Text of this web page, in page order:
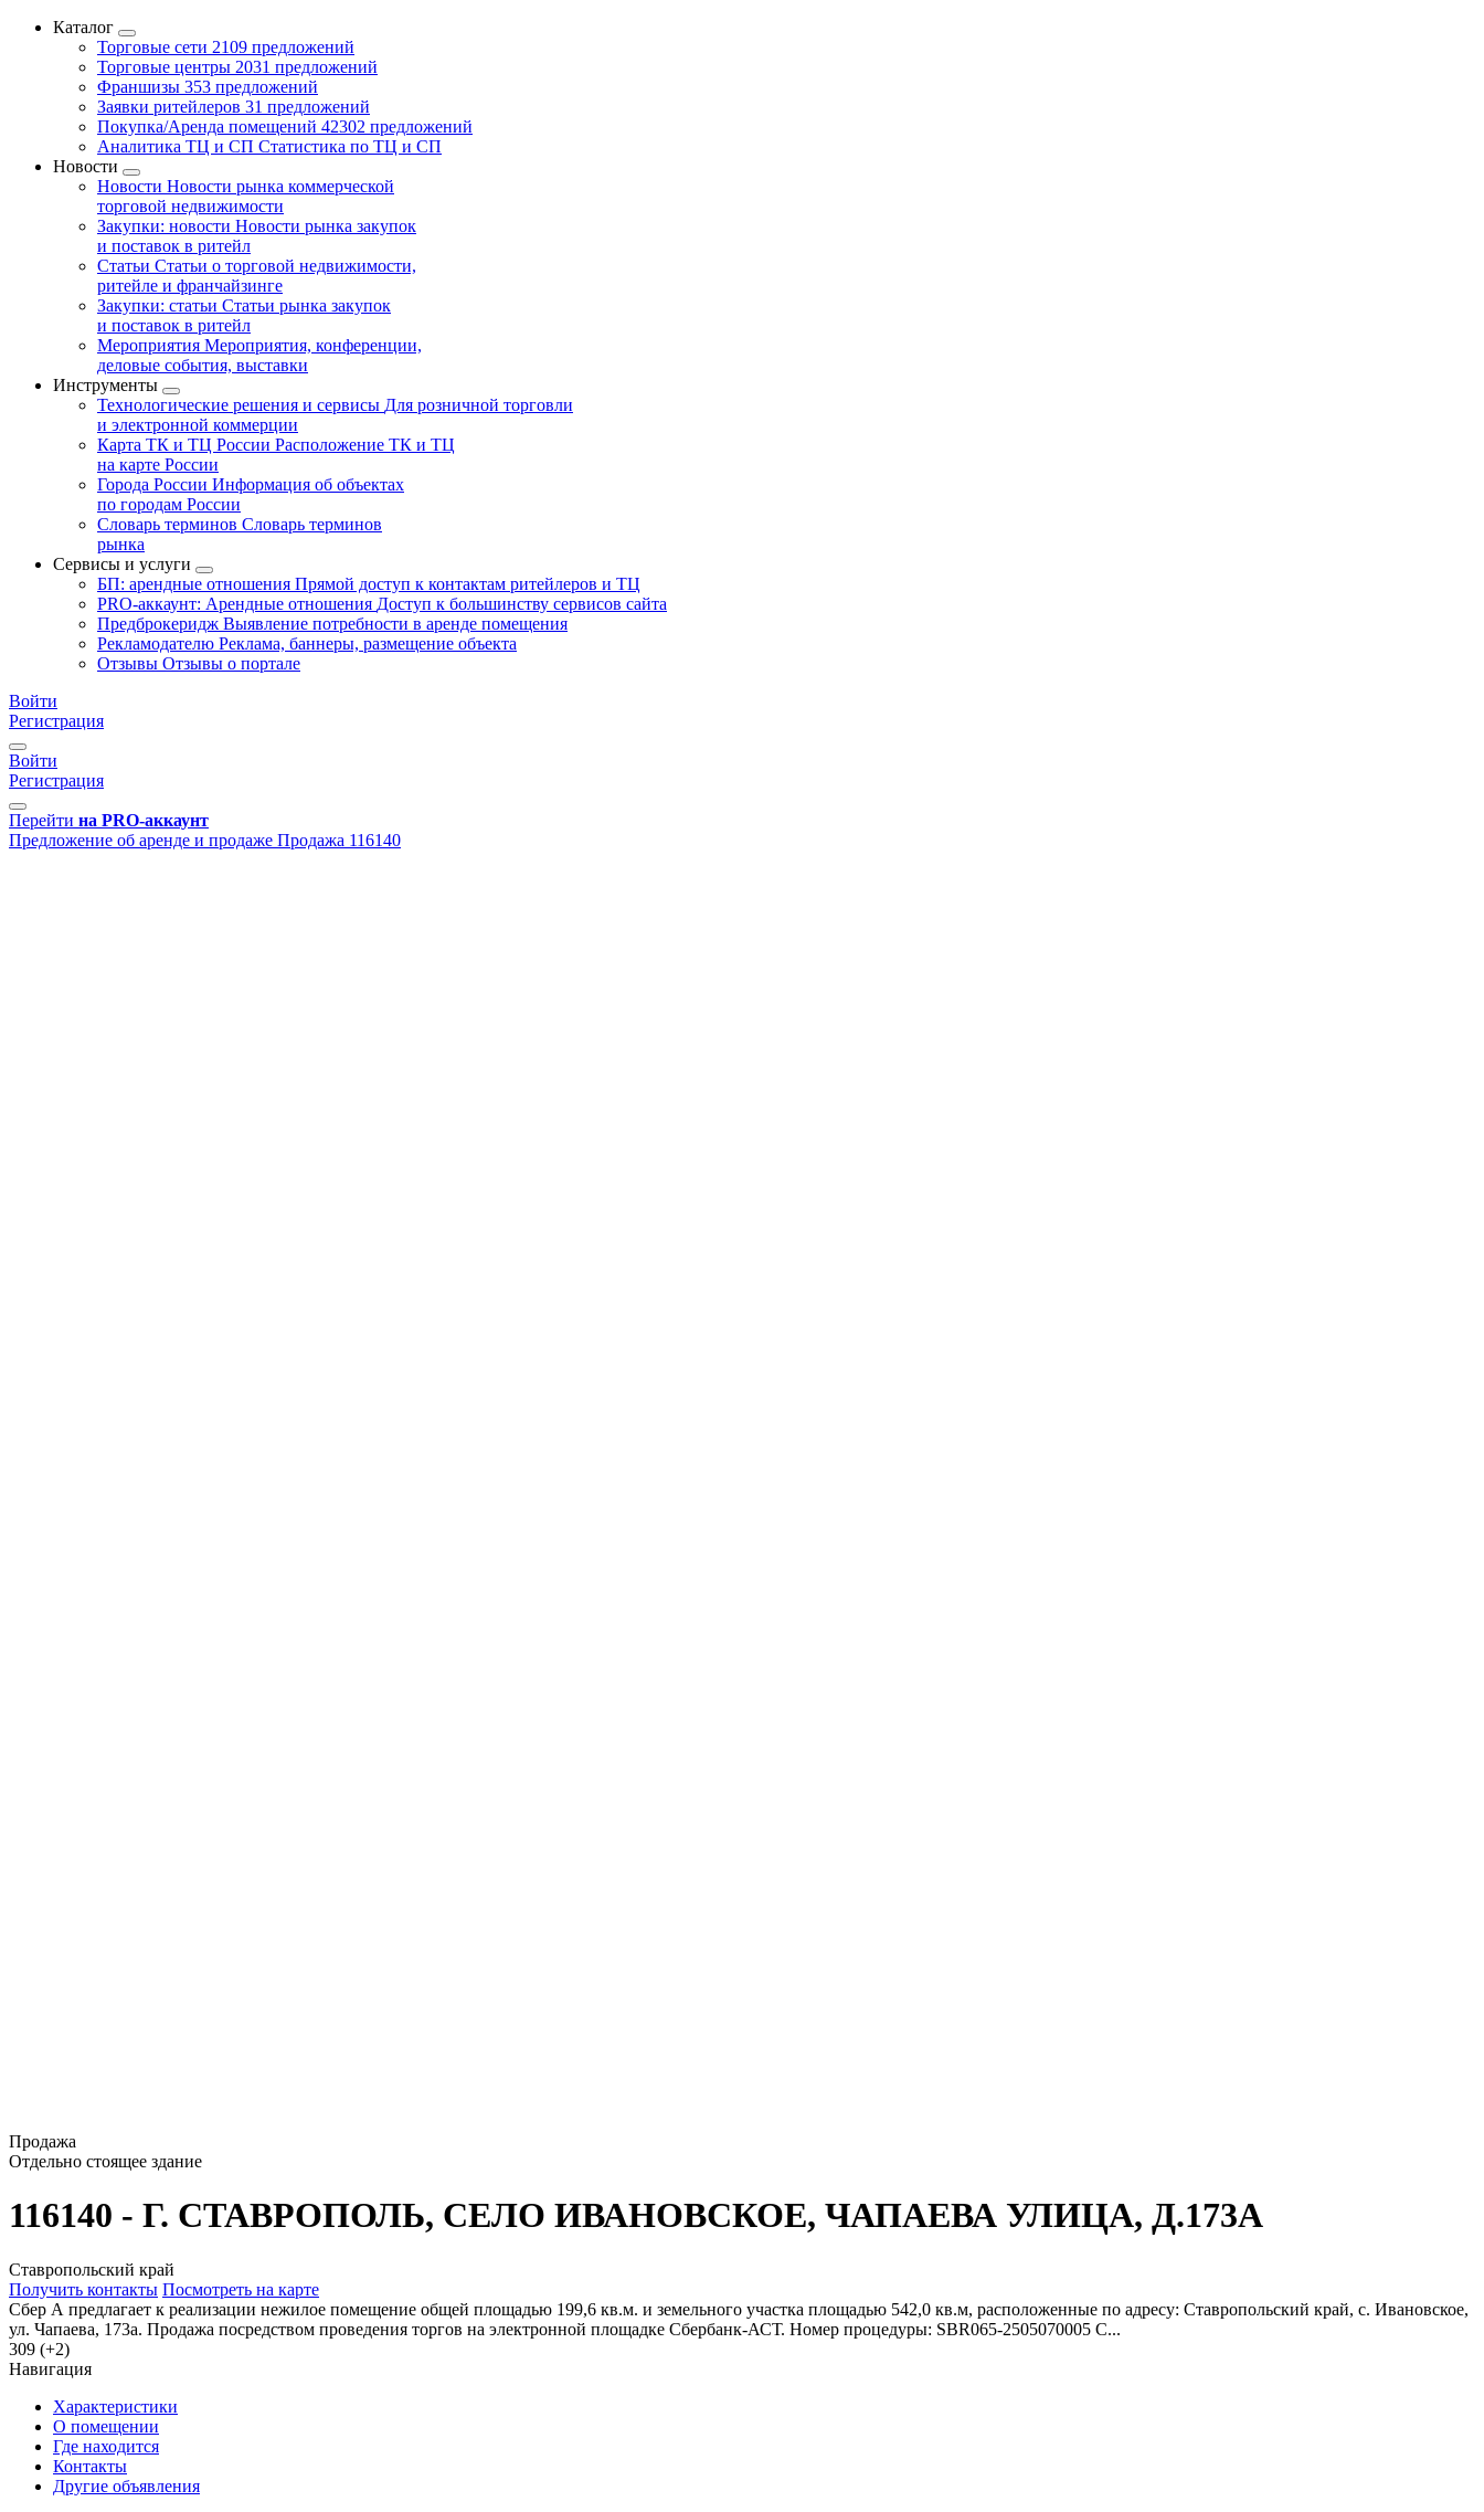
Каталог
Торговые сети 2109 предложений
Торговые центры 2031 предложений
Франшизы 353 предложений
Заявки ритейлеров 31 предложений
Покупка/Аренда помещений 42302 предложений
Аналитика ТЦ и СП Статистика по ТЦ и СП
Новости
Новости Новости рынка коммерческой
торговой недвижимости
Закупки: новости Новости рынка закупок
и поставок в ритейл
Статьи Статьи о торговой недвижимости,
ритейле и франчайзинге
Закупки: статьи Статьи рынка закупок
и поставок в ритейл
Мероприятия Мероприятия, конференции,
деловые события, выставки
Инструменты
Технологические решения и сервисы Для розничной торговли
и электронной коммерции
Карта ТК и ТЦ России Расположение ТК и ТЦ
на карте России
Города России Информация об объектах
по городам России
Словарь терминов Словарь терминов
рынка
Сервисы и услуги
БП: арендные отношения Прямой доступ к контактам ритейлеров и ТЦ
PRO-аккаунт: Арендные отношения Доступ к большинству сервисов сайта
Предброкеридж Выявление потребности в аренде помещения
Рекламодателю Реклама, баннеры, размещение объекта
Отзывы Отзывы о портале
Войти
Регистрация
Войти
Регистрация
Перейти на PRO-аккаунт
Предложение об аренде и продаже Продажа 116140
Продажа
Отдельно стоящее здание
116140 - Г. СТАВРОПОЛЬ, СЕЛО ИВАНОВСКОЕ, ЧАПАЕВА УЛИЦА, Д.173А
Ставропольский край
Получить контакты Посмотреть на карте
Сбер А предлагает к реализации нежилое помещение общей площадью 199,6 кв.м. и земельного участка площадью 542,0 кв.м, расположенные по адресу: Ставропольский край, с. Ивановское,
ул. Чапаева, 173а. Продажа посредством проведения торгов на электронной площадке Сбербанк-АСТ. Номер процедуры: SBR065-2505070005 С...
309 (+2)
Навигация
Характеристики
О помещении
Где находится
Контакты
Другие объявления